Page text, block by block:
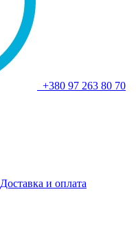
+380 97 263 80 70
Доставка и оплата